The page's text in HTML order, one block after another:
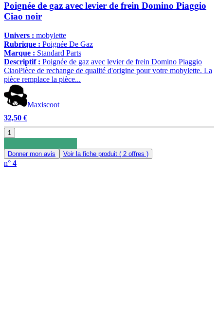
Poignée de gaz avec levier de frein Domino Piaggio
Ciao noir
Univers : mobylette
Rubrique : Poignée De Gaz
Marque : Standard Parts
Descriptif : Poignée de gaz avec levier de frein Domino Piaggio
CiaoPièce de rechange de qualité d'origine pour votre mobylette. La
pièce remplace la pièce...
Maxiscoot
32,50 €
1
Donner mon avis Voir la fiche produit ( 2 offres )
n° 4